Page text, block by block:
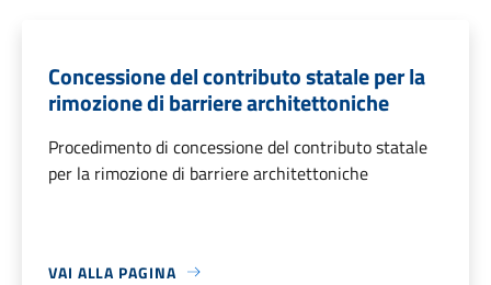
Concessione del contributo statale per la
rimozione di barriere architettoniche
Procedimento di concessione del contributo statale
per la rimozione di barriere architettoniche
VAI ALLA PAGINA